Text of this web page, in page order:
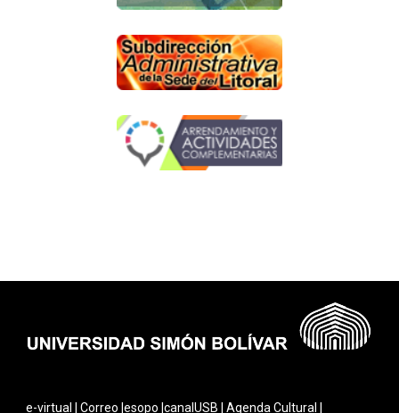
e-virtual |Correo |esopo |canalUSB |Agenda Cultural